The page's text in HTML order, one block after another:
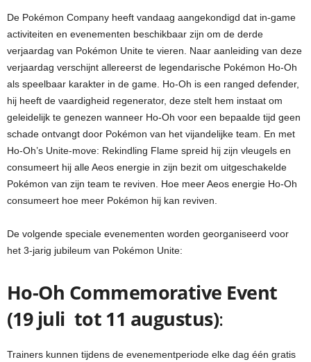
De Pokémon Company heeft vandaag aangekondigd dat in-game
activiteiten en evenementen beschikbaar zijn om de derde
verjaardag van Pokémon Unite te vieren. Naar aanleiding van deze
verjaardag verschijnt allereerst de legendarische Pokémon Ho-Oh
als speelbaar karakter in de game. Ho-Oh is een ranged defender,
hij heeft de vaardigheid regenerator, deze stelt hem instaat om
geleidelijk te genezen wanneer Ho-Oh voor een bepaalde tijd geen
schade ontvangt door Pokémon van het vijandelijke team. En met
Ho-Oh’s Unite-move: Rekindling Flame spreid hij zijn vleugels en
consumeert hij alle Aeos energie in zijn bezit om uitgeschakelde
Pokémon van zijn team te reviven. Hoe meer Aeos energie Ho-Oh
consumeert hoe meer Pokémon hij kan reviven.
De volgende speciale evenementen worden georganiseerd voor
het 3-jarig jubileum van Pokémon Unite:
Ho-Oh Commemorative Event
(19 juli tot 11 augustus):
Trainers kunnen tijdens de evenementperiode elke dag één gratis